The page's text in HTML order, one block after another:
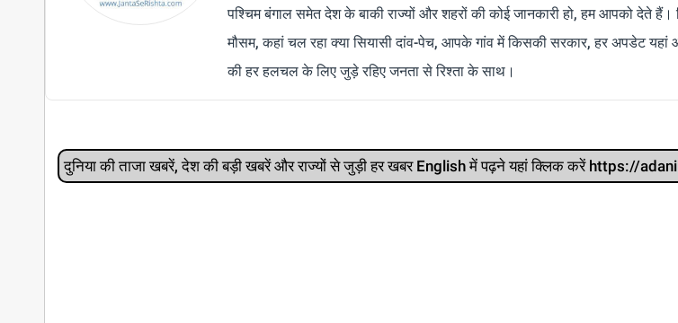
पश्चिम बंगाल समेत देश के बाकी राज्यों और शहरों की कोई जानकारी हो, हम आपको देते हैं।
मौसम, कहां चल रहा क्या सियासी दांव-पेच, आपके गांव में किसकी सरकार, हर अपडेट यहां
की हर हलचल के लिए जुड़े रहिए जनता से रिश्ता के साथ।
दुनिया की ताजा खबरें, देश की बड़ी खबरें और राज्‍यों से जुड़ी हर खबर English में पढ़ने यहां क्लिक करें https://